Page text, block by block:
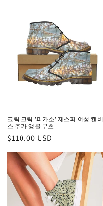
크릭 크릭 '피카소' 재스퍼 여성 캔버
스 추카 앵클 부츠
정
$110.00 USD